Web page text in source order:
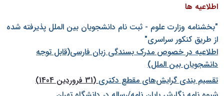
اطلاعیه ها
"بخشنامه وزارت علوم - ثبت نام دانشجويان بين الملل پذيرفته شده
از طريق كنكور سراسری"
اطلاعیه در خصوص مدرک بسندگی زبان فارسی(قابل توجه
دانشجویان بین الملل)
تقسیم بندی گرایش‌های مقطع دکتری(31 فروردین 1404)